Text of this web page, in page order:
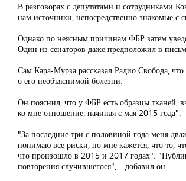
В разговорах с депутатами и сотрудниками
нам источники, непосредственно знакомые
Однако по неясным причинам ФБР затем
Один из сенаторов даже предположил в
Сам Кара-Мурза рассказал Радио Свобода,
о его необъяснимой болезни.
Он пояснил, что у ФБР есть образцы тканей,
ко мне отношение, начиная с мая 2015 года".
"За последние три с половиной года меня
понимаю все риски, но мне кажется, что то,
что произошло в 2015 и 2017 годах".
повторения случившегося", – добавил он.